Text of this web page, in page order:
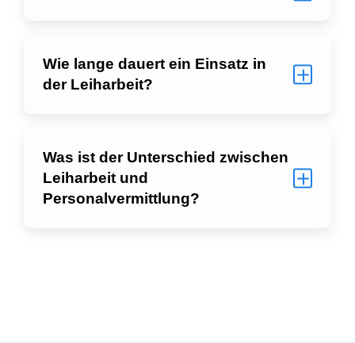
Wie lange dauert ein Einsatz in
der Leiharbeit?
Was ist der Unterschied zwischen
Leiharbeit und
Personalvermittlung?